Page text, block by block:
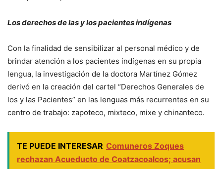
Los derechos de las y los pacientes indígenas
Con la finalidad de sensibilizar al personal médico y de
brindar atención a los pacientes indígenas en su propia
lengua, la investigación de la doctora Martínez Gómez
derivó en la creación del cartel “Derechos Generales de
los y las Pacientes” en las lenguas más recurrentes en su
centro de trabajo: zapoteco, mixteco, mixe y chinanteco.
TE PUEDE INTERESAR Comuneros Zoques
rechazan Acueducto de Coatzacoalcos; acusan